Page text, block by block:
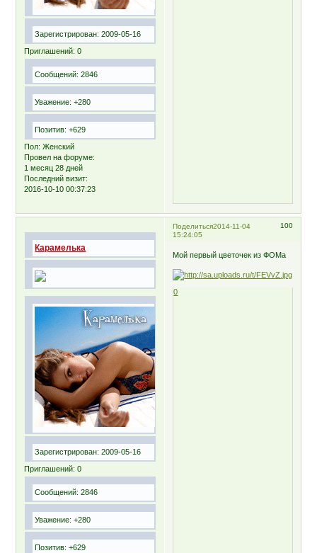
Зарегистрирован: 2009-05-16
Приглашений: 0
Сообщений: 2846
Уважение: +280
Позитив: +629
Пол: Женский
Провел на форуме:
1 месяц 28 дней
Последний визит:
2016-10-10 00:37:23
Поделиться 100
2014-11-04
15:24:05
Карамелька
Зарегистрирован: 2009-05-16
Приглашений: 0
Сообщений: 2846
Уважение: +280
Позитив: +629
Мой первый цветочек из ФОМа
0